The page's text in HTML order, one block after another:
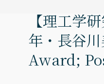
【理工学
年・長谷
Award;